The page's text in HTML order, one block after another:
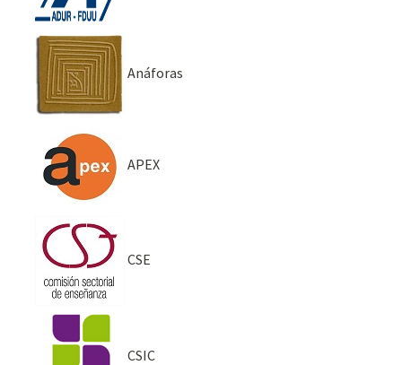
Anáforas
APEX
CSE
CSIC